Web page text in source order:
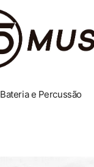
Bateria e Percussão